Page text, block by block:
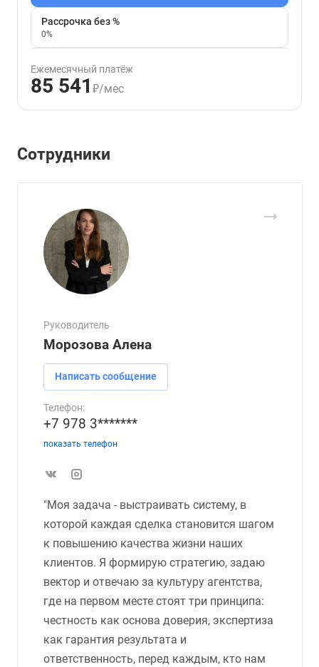
Рассрочка без %
0%
Ежемесячный платёж
85 541 ₽/мес
Сотрудники
Руководитель
Морозова Алена
Написать сообщение
Телефон:
+7 978 3*******
показать телефон
"Моя задача - выстраивать систему, в
которой каждая сделка становится шагом
к повышению качества жизни наших
клиентов. Я формирую стратегию, задаю
вектор и отвечаю за культуру агентства,
где на первом месте стоят три принципа:
честность как основа доверия, экспертиза
как гарантия результата и
ответственность, перед каждым, кто нам